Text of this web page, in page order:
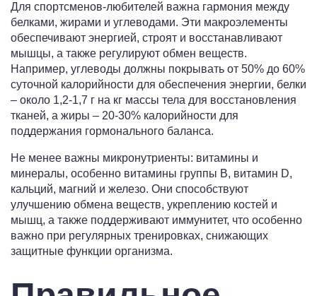
Для спортсменов-любителей важна гармония между
белками, жирами и углеводами. Эти макроэлементы
обеспечивают энергией, строят и восстанавливают
мышцы, а также регулируют обмен веществ.
Например, углеводы должны покрывать от 50% до 60%
суточной калорийности для обеспечения энергии, белки
– около 1,2-1,7 г на кг массы тела для восстановления
тканей, а жиры – 20-30% калорийности для
поддержания гормонального баланса.
Не менее важны микронутриенты: витамины и
минералы, особенно витамины группы B, витамин D,
кальций, магний и железо. Они способствуют
улучшению обмена веществ, укреплению костей и
мышц, а также поддерживают иммунитет, что особенно
важно при регулярных тренировках, снижающих
защитные функции организма.